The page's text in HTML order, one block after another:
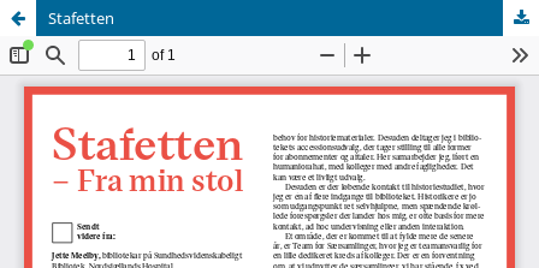
Stafetten